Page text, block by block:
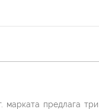
марката предлага